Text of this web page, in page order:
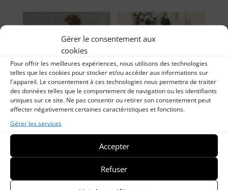
Gérer le consentement aux
cookies
Pour offrir les meilleures expériences, nous utilisons des technologies
telles que les cookies pour stocker et/ou accéder aux informations sur
l'appareil. Le consentement à ces technologies nous permettra de traiter
des données telles que le comportement de navigation ou les identifiants
uniques sur ce site. Ne pas consentir ou retirer son consentement peut
affecter négativement certaines caractéristiques et fonctions.
Gérer les services
Accepter
Refuser
Mère à l’enfant
Femme arrangeant